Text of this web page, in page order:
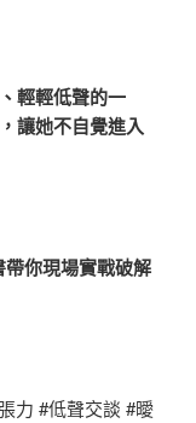
輕輕低聲的一
讓她不自覺進入
你現場實戰破解
力 #低聲交談 #曖